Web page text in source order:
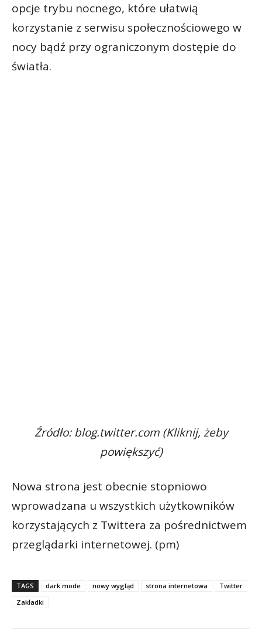
opcje trybu nocnego, które ułatwią
korzystanie z serwisu społecznościowego w
nocy bądź przy ograniczonym dostępie do
światła.
Źródło: blog.twitter.com (Kliknij, żeby
powiększyć)
Nowa strona jest obecnie stopniowo
wprowadzana u wszystkich użytkowników
korzystających z Twittera za pośrednictwem
przeglądarki internetowej. (pm)
TAGS dark mode nowy wygląd strona internetowa
Twitter
Zakładki